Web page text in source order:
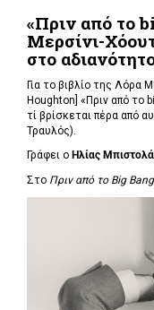
«Πριν από το
Μερσίνι-
στο
Για το βιβλίο της Λόρα
Houghton] «Πριν από το
τί βρίσκεται πέρα από
Τραυλός).
Γράφει ο Ηλίας
Στο Πριν από το Big Bang